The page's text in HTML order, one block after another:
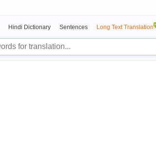
Hindi Dictionary Sentences Long Text Translation